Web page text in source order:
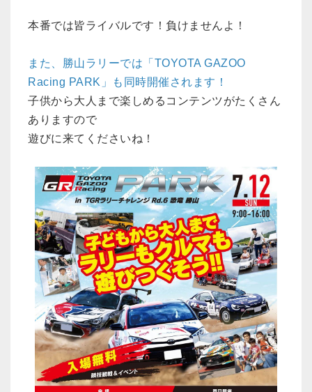
本番では皆ライバルです！負けませんよ！
また、勝山ラリーでは「TOYOTA GAZOO
Racing PARK」も同時開催されます！
子供から大人まで楽しめるコンテンツがたくさん
ありますので
遊びに来てくださいね！